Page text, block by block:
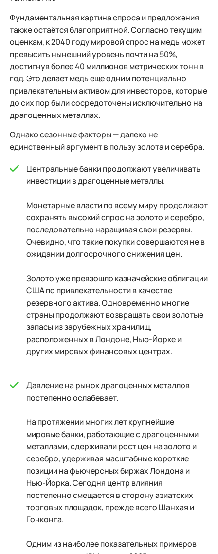
Фундаментальная картина спроса и предложения
также остаётся благоприятной. Согласно текущим
оценкам, к 2040 году мировой спрос на медь может
превысить нынешний уровень почти на 50%,
достигнув более 40 миллионов метрических тонн в
год. Это делает медь ещё одним потенциально
привлекательным активом для инвесторов, которые
до сих пор были сосредоточены исключительно на
драгоценных металлах.
Однако сезонные факторы — далеко не
единственный аргумент в пользу золота и серебра.
Центральные банки продолжают увеличивать
инвестиции в драгоценные металлы.
Монетарные власти по всему миру продолжают
сохранять высокий спрос на золото и серебро,
последовательно наращивая свои резервы.
Очевидно, что такие покупки совершаются не в
ожидании долгосрочного снижения цен.
Золото уже превзошло казначейские облигации
США по привлекательности в качестве
резервного актива. Одновременно многие
страны продолжают возвращать свои золотые
запасы из зарубежных хранилищ,
расположенных в Лондоне, Нью-Йорке и
других мировых финансовых центрах.
Давление на рынок драгоценных металлов
постепенно ослабевает.
На протяжении многих лет крупнейшие
мировые банки, работающие с драгоценными
металлами, сдерживали рост цен на золото и
серебро, удерживая масштабные короткие
позиции на фьючерсных биржах Лондона и
Нью-Йорка. Сегодня центр влияния
постепенно смещается в сторону азиатских
торговых площадок, прежде всего Шанхая и
Гонконга.
Одним из наиболее показательных примеров